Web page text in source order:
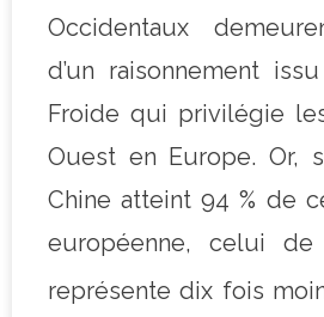
Occidentaux
d’un raisonnement
Froide qui privilégie
Ouest en Europe. Or,
Chine atteint 94 % de
européenne, celui
représente dix fois